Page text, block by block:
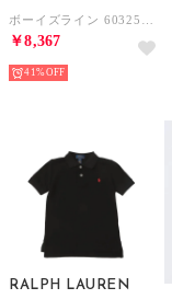
￥8,367
41%
RALPH LAUREN